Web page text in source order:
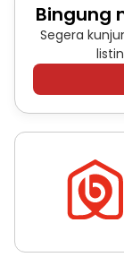
Bingung
Segera